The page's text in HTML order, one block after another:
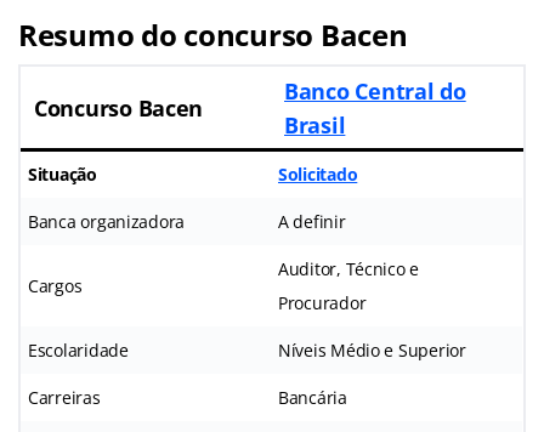
Resumo do concurso Bacen
Concurso Bacen
Banco Central do
Brasil
Situação Solicitado
Banca organizadora A definir
Cargos
Auditor, Técnico e
Procurador
Escolaridade Níveis Médio e Superior
Carreiras Bancária